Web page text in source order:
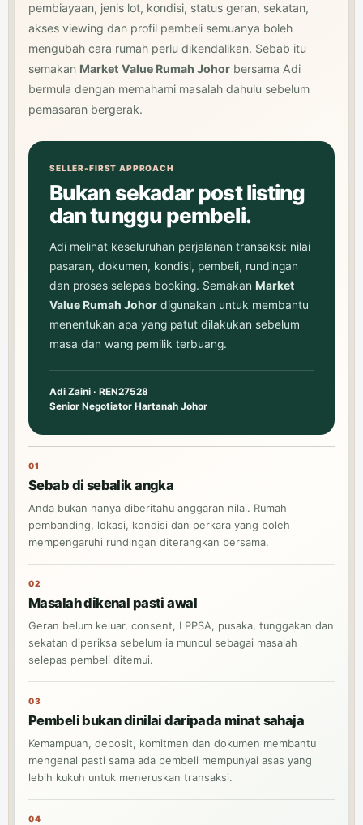
pembiayaan, jenis lot, kondisi, status geran, sekatan,
akses viewing dan profil pembeli semuanya boleh
mengubah cara rumah perlu dikendalikan. Sebab itu
semakan Market Value Rumah Johor bersama Adi
bermula dengan memahami masalah dahulu sebelum
pemasaran bergerak.
SELLER-FIRST APPROACH
Bukan sekadar post listing
dan tunggu pembeli.
Adi melihat keseluruhan perjalanan transaksi: nilai
pasaran, dokumen, kondisi, pembeli, rundingan
dan proses selepas booking. Semakan Market
Value Rumah Johor digunakan untuk membantu
menentukan apa yang patut dilakukan sebelum
masa dan wang pemilik terbuang.
Adi Zaini · REN27528
Senior Negotiator Hartanah Johor
01
Sebab di sebalik angka
Anda bukan hanya diberitahu anggaran nilai. Rumah
pembanding, lokasi, kondisi dan perkara yang boleh
mempengaruhi rundingan diterangkan bersama.
02
Masalah dikenal pasti awal
Geran belum keluar, consent, LPPSA, pusaka, tunggakan dan
sekatan diperiksa sebelum ia muncul sebagai masalah
selepas pembeli ditemui.
03
Pembeli bukan dinilai daripada minat sahaja
Kemampuan, deposit, komitmen dan dokumen membantu
mengenal pasti sama ada pembeli mempunyai asas yang
lebih kukuh untuk meneruskan transaksi.
04